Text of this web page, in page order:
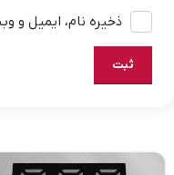
ذخیره نام، ایمیل و